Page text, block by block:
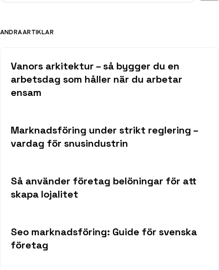
ANDRA ARTIKLAR
Vanors arkitektur – så bygger du en
arbetsdag som håller när du arbetar
ensam
Marknadsföring under strikt reglering –
vardag för snusindustrin
Så använder företag belöningar för att
skapa lojalitet
Seo marknadsföring: Guide för svenska
företag